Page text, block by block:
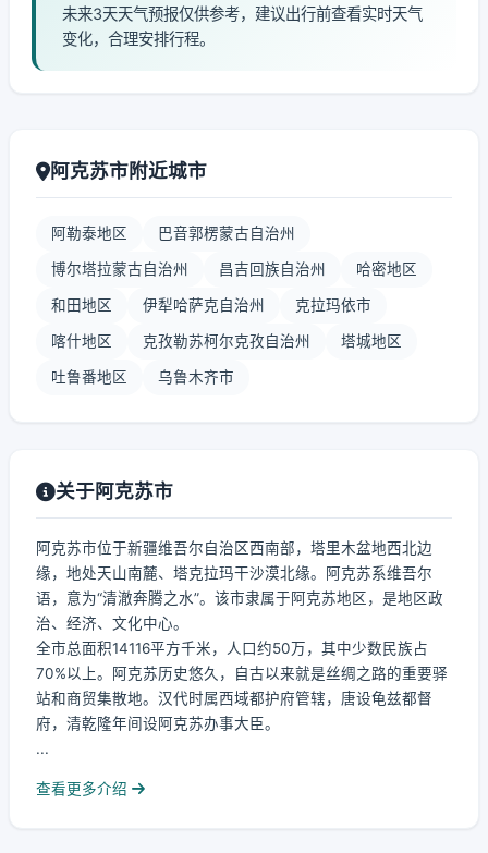
未来3天天气预报仅供参考，建议出行前查看实时天气
变化，合理安排行程。
阿克苏市附近城市
阿勒泰地区 巴音郭楞蒙古自治州
博尔塔拉蒙古自治州 昌吉回族自治州 哈密地区
和田地区 伊犁哈萨克自治州 克拉玛依市
喀什地区 克孜勒苏柯尔克孜自治州 塔城地区
吐鲁番地区 乌鲁木齐市
关于阿克苏市
阿克苏市位于新疆维吾尔自治区西南部，塔里木盆地西北边
缘，地处天山南麓、塔克拉玛干沙漠北缘。阿克苏系维吾尔
语，意为“清澈奔腾之水”。该市隶属于阿克苏地区，是地区政
治、经济、文化中心。
全市总面积14116平方千米，人口约50万，其中少数民族占
70%以上。阿克苏历史悠久，自古以来就是丝绸之路的重要驿
站和商贸集散地。汉代时属西域都护府管辖，唐设龟兹都督
府，清乾隆年间设阿克苏办事大臣。
...
查看更多介绍